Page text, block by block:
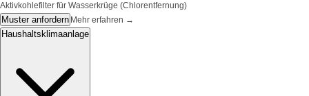
Aktivkohlefilter für Wasserkrüge (Chlorentfernung)
Muster anfordern Mehr erfahren →
Haushaltsklimaanlage